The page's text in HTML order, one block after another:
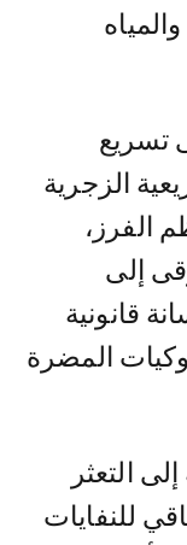
تسريع
الزجرية
الفرز،
إلى
قانونية
المضرة
التعثر
للنفايات